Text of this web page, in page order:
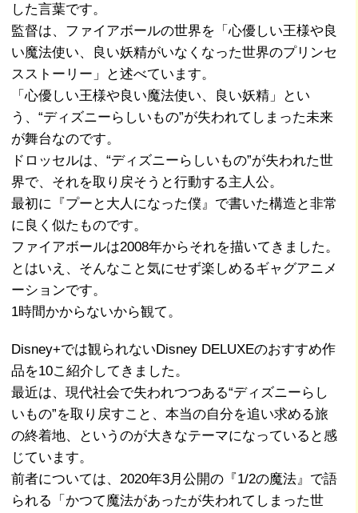
した言葉です。
監督は、ファイアボールの世界を「心優しい王様や良
い魔法使い、良い妖精がいなくなった世界のプリンセ
スストーリー」と述べています。
「心優しい王様や良い魔法使い、良い妖精」とい
う、“ディズニーらしいもの”が失われてしまった未来
が舞台なのです。
ドロッセルは、“ディズニーらしいもの”が失われた世
界で、それを取り戻そうと行動する主人公。
最初に『プーと大人になった僕』で書いた構造と非常
に良く似たものです。
ファイアボールは2008年からそれを描いてきました。
とはいえ、そんなこと気にせず楽しめるギャグアニメ
ーションです。
1時間かからないから観て。
Disney+では観られないDisney DELUXEのおすすめ作
品を10こ紹介してきました。
最近は、現代社会で失われつつある“ディズニーらし
いもの”を取り戻すこと、本当の自分を追い求める旅
の終着地、というのが大きなテーマになっていると感
じています。
前者については、2020年3月公開の『1/2の魔法』で語
られる「かつて魔法があったが失われてしまった世